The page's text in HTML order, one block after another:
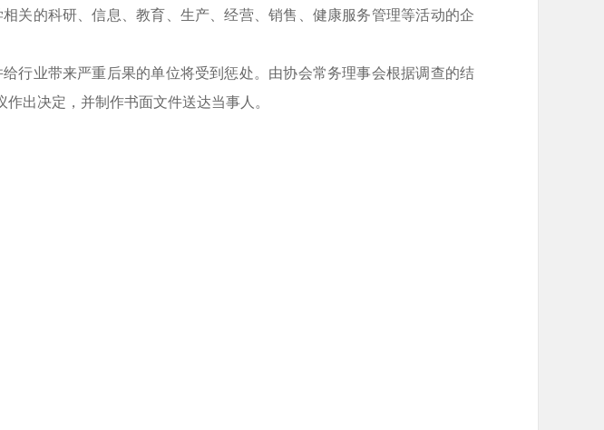
的科研、信息、教育、生产、经营、销售、健康服务管理等活动的企
业带来严重后果的单位将受到惩处。由协会常务理事会根据调查的结
出决定，并制作书面文件送达当事人。